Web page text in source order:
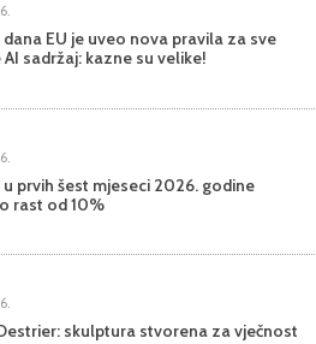
dana EU je uveo nova pravila za sve
sadržaj: kazne su velike!
prvih šest mjeseci 2026. godine
rast od 10%
skulptura stvorena za vječnost